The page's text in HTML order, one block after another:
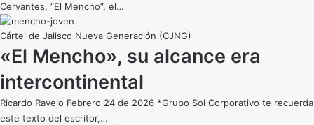
Cervantes, “El Mencho”, el…
Cártel de Jalisco Nueva Generación (CJNG)
«El Mencho», su alcance era
intercontinental
Ricardo Ravelo Febrero 24 de 2026 *Grupo Sol Corporativo te recuerda
este texto del escritor,…